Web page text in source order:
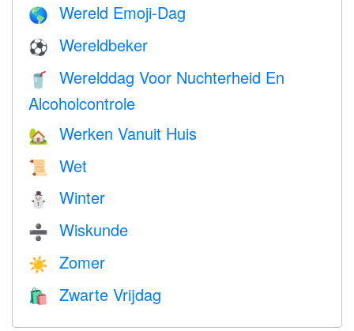
🌎 Wereld Emoji-Dag
⚽ Wereldbeker
🥤
Werelddag Voor Nuchterheid En
Alcoholcontrole
🏡 Werken Vanuit Huis
📜 Wet
⛄ Winter
➗ Wiskunde
☀️ Zomer
🛍 Zwarte Vrijdag